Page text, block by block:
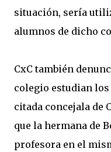
situación, sería
alumnos de dicho
CxC también
colegio estudian
citada concejala de
que la hermana de
profesora en el